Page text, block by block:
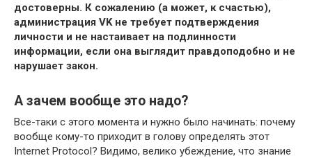
достоверны. К сожалению (а может, к счастью),
администрация VK не требует подтверждения
личности и не настаивает на подлинности
информации, если она выглядит правдоподобно и не
нарушает закон.
А зачем вообще это надо?
Все-таки с этого момента и нужно было начинать: почему
вообще кому-то приходит в голову определять этот
Internet Protocol? Видимо, велико убеждение, что знание